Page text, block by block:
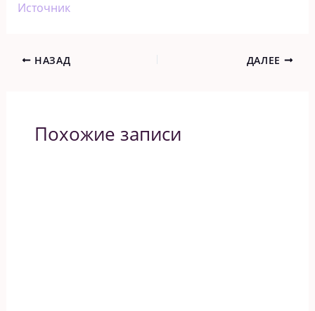
Источник
НАЗАД ДАЛЕЕ
Похожие записи